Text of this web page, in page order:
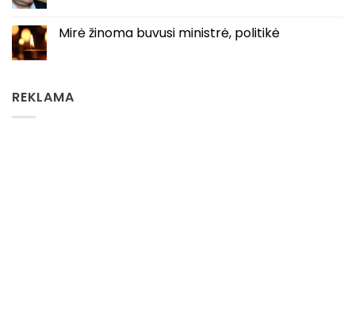
Mirė žinoma buvusi ministrė, politikė
REKLAMA